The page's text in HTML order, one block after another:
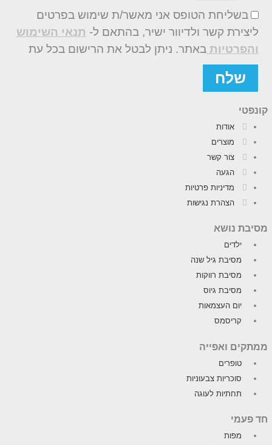
בשליחת הטופס אני מאשר/ת שימוש בפרטים
ליצירת קשר ולדיוור ישיר, בהתאם ל- תנאי השימוש
והפרטיות באתר. ניתן לבטל את הרישום בכל עת
שלח
קונפטי
אודות
מוצרים
צור קשר
הגעה
מדיניות פרטיות
הצהרת נגישות
מסיבת נושא
ילדים
מסיבת גיל שנה
מסיבת רווקות
מסיבת גיוס
יום העצמאות
קריסמס
ממתקים ואפייה
טופרים
סוכריות צבעוניות
תחתיות לעוגה
חד פעמי
מפות